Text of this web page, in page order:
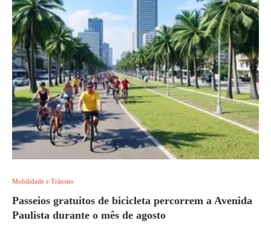
Mobilidade e Trânsito
Passeios gratuitos de bicicleta percorrem a Avenida
Paulista durante o mês de agosto